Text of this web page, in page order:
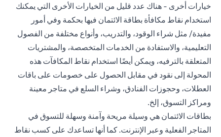
خيارات أخرى - هناك عدد قليل من الخيارات الأخرى التي يمكنك
استخدام نقاط مكافأة بطاقة الائتمان فيها بحكمة وفي أمور
مفيدة/ مثل شراء الوقود، والتدريب، وأنواع مختلفة من الفصول
التعليمية، والاستفادة من الخدمات المتخصصة، والمشتريات
المتعلقة بالترفيه، ويمكن أيضًا استخدام نقاط المكافآت هذه
المحولة إلى نقود في مقابل الحصول على خصومات على باقات
العطلات، وحجوزات الفنادق، وشراء السلع في متاجر معينة
ومراكز التسوق، إلخ.
بطاقات الائتمان هي وسيلة مريحة وآمنة وسهلة للتسوق في
المتاجر الفعلية وعبر الإنترنت. كما أنها تساعدك على كسب نقاط